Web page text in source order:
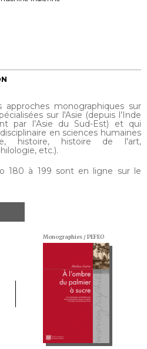
monographiques sur
sur l'Asie (depuis l’Inde
par l’Asie du Sud-Est) et qui
en sciences humaines
histoire, histoire de l'art,
etc.).
180 à 199 sont en ligne sur le
Monographies / PEFEO